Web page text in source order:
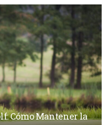
Cómo Mantener la